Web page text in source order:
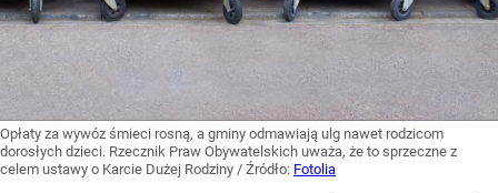
Opłaty za wywóz śmieci rosną, a gminy odmawiają ulg nawet rodzicom
dorosłych dzieci. Rzecznik Praw Obywatelskich uważa, że to sprzeczne z
celem ustawy o Karcie Dużej Rodziny / Źródło: Fotolia